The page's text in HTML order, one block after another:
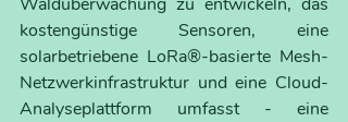
kostengünstige Sensoren, eine
solarbetriebene LoRa®-basierte Mesh-
Netzwerkinfrastruktur und eine Cloud-
Analyseplattform umfasst - eine